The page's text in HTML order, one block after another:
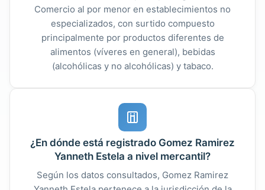
Comercio al por menor en establecimientos no
especializados, con surtido compuesto
principalmente por productos diferentes de
alimentos (víveres en general), bebidas
(alcohólicas y no alcohólicas) y tabaco.
¿En dónde está registrado Gomez Ramirez
Yanneth Estela a nivel mercantil?
Según los datos consultados, Gomez Ramirez